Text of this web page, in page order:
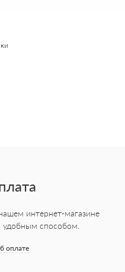
интернет-магазине
способом.
оплате